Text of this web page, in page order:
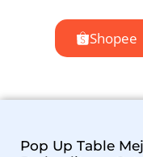
Shopee
Pop Up Table